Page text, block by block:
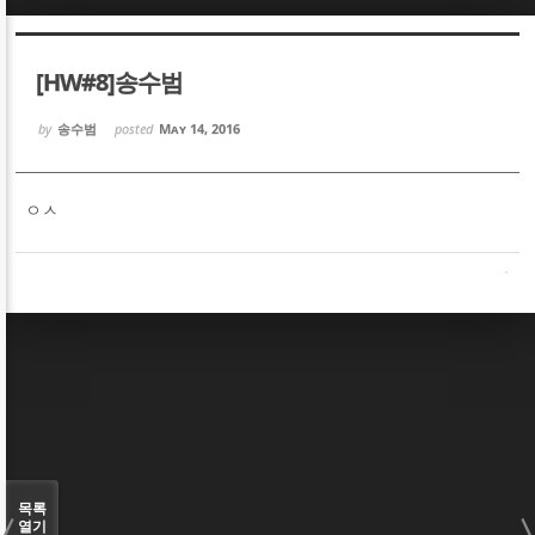
[HW#8]송수범
by 송수범 posted May 14, 2016
ㅇㅅ
목록
열기
Sketchbook5, 스케치북5
Sketchbook5, 스케치북5
Sketchbook5, 스케치북5
Sketchbook5, 스케치북5